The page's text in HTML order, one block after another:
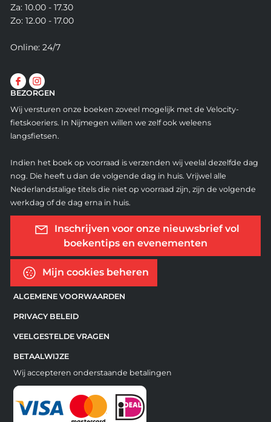
Za: 10.00 - 17.30
Zo: 12.00 - 17.00
Online: 24/7
BEZORGEN
Wij versturen onze boeken zoveel mogelijk met de Velocity-
fietskoeriers. In Nijmegen willen we zelf ook weleens
langsfietsen.
Indien het boek op voorraad is verzenden wij veelal dezelfde dag
nog. Die heeft u dan de volgende dag in huis. Vrijwel alle
Nederlandstalige titels die niet op voorraad zijn, zijn de volgende
werkdag of de dag erna in huis.
Inschrijven voor onze nieuwsbrief vol
boekentips en evenementen
Mijn cookies beheren
ALGEMENE VOORWAARDEN
PRIVACY BELEID
VEELGESTELDE VRAGEN
BETAALWIJZE
Wij accepteren onderstaande betalingen